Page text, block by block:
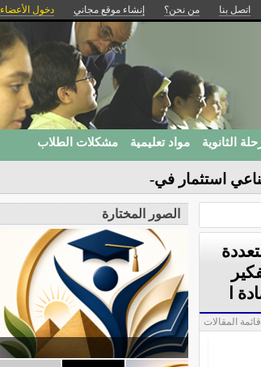
اتصل بنا من نحن؟ إنشاء موقع مجاني دخول الأعضاء
الثانوية مواد تعليمية مشكلات الطلاب
استثمار في
ا
المقالات
الصور المختارة